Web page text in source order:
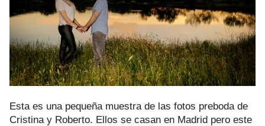
Esta es una pequeña muestra de las fotos preboda de
Cristina y Roberto. Ellos se casan en Madrid pero este